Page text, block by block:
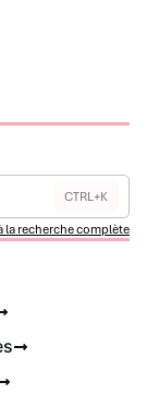
CTRL+K
la recherche complète